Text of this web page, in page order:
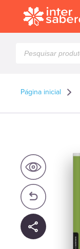
produtos
Página inicial